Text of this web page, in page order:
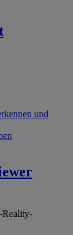
und
Reality-